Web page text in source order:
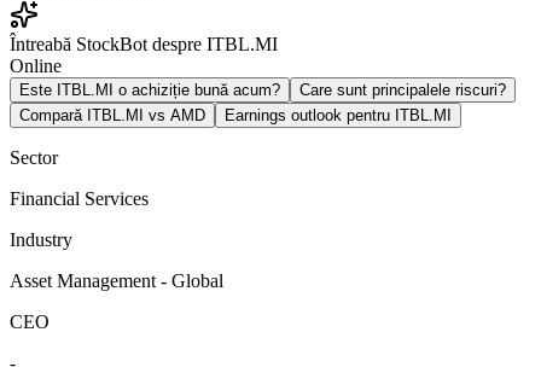
Întreabă StockBot despre ITBL.MI
Online
Este ITBL.MI o achiziție bună acum?
Care sunt principalele riscuri?
Compară ITBL.MI vs AMD
Earnings outlook pentru ITBL.MI
Sector
Financial Services
Industry
Asset Management - Global
CEO
-